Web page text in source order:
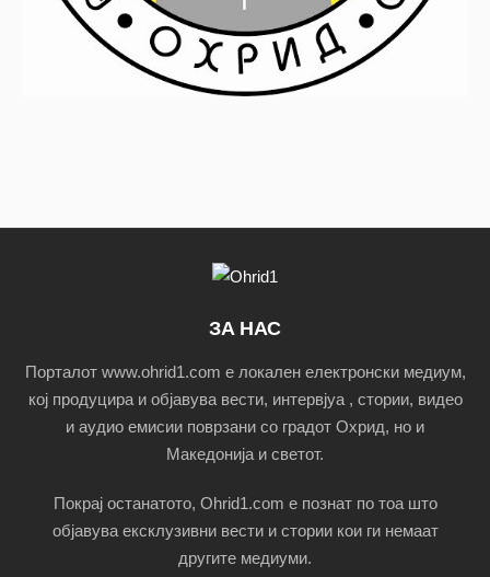
ЗА НАС
Порталот www.ohrid1.com е локален електронски медиум,
кој продуцира и објавува вести, интервјуа , стории, видео
и аудио емисии поврзани со градот Охрид, но и
Македонија и светот.
Покрај останатото, Ohrid1.com е познат по тоа што
објавува ексклузивни вести и стории кои ги немаат
другите медиуми.